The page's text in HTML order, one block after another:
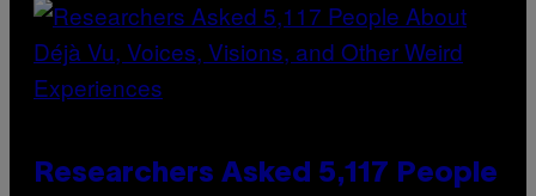
Researchers Asked 5,117 People